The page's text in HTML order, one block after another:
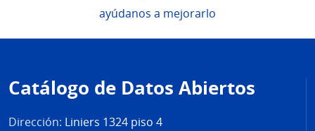
ayúdanos a mejorarlo
de
página
Catálogo de Datos Abiertos
Dirección: Liniers 1324 piso 4